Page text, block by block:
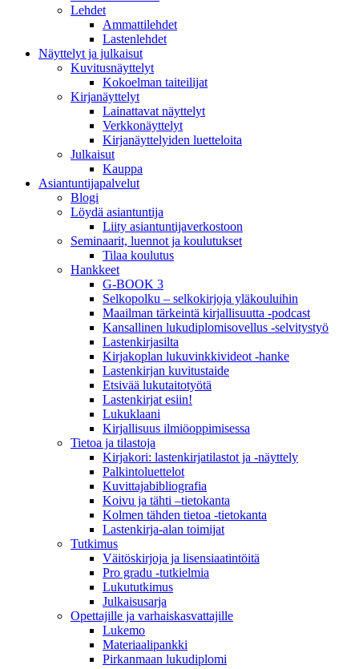
Lehdet
Ammattilehdet
Lastenlehdet
Näyttelyt ja julkaisut
Kuvitusnäyttelyt
Kokoelman taiteilijat
Kirjanäyttelyt
Lainattavat näyttelyt
Verkkonäyttelyt
Kirjanäyttelyiden luetteloita
Julkaisut
Kauppa
Asiantuntija­palvelut
Blogi
Löydä asiantuntija
Liity asiantuntijaverkostoon
Seminaarit, luennot ja koulutukset
Tilaa koulutus
Hankkeet
G-BOOK 3
Selkopolku – selkokirjoja yläkouluihin
Maailman tärkeintä kirjallisuutta -podcast
Kansallinen lukudiplomisovellus -selvitystyö
Lastenkirjasilta
Kirjakoplan lukuvinkkivideot -hanke
Lastenkirjan kuvitustaide
Etsivää lukutaitotyötä
Lastenkirjat esiin!
Lukuklaani
Kirjallisuus ilmiöoppimisessa
Tietoa ja tilastoja
Kirjakori: lastenkirjatilastot ja -näyttely
Palkintoluettelot
Kuvittaja­bibliografia
Koivu ja tähti –tietokanta
Kolmen tähden tietoa -tietokanta
Lastenkirja-alan toimijat
Tutkimus
Väitöskirjoja ja lisensiaatintöitä
Pro gradu -tutkielmia
Lukututkimus
Julkaisusarja
Opettajille ja varhaiskasvattajille
Lukemo
Materiaalipankki
Pirkanmaan lukudiplomi